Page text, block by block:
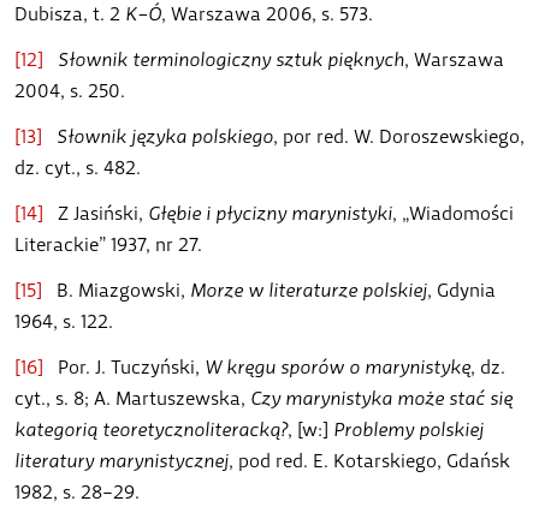
Dubisza, t. 2 K–Ó, Warszawa 2006, s. 573.
[12]
Słownik terminologiczny sztuk pięknych, Warszawa
2004, s. 250.
[13]
Słownik języka polskiego, por red. W. Doroszewskiego,
dz. cyt., s. 482.
[14] Z Jasiński, Głębie i płycizny marynistyki, „Wiadomości
Literackie” 1937, nr 27.
[15] B. Miazgowski, Morze w literaturze polskiej, Gdynia
1964, s. 122.
[16] Por. J. Tuczyński, W kręgu sporów o marynistykę, dz.
cyt., s. 8; A. Martuszewska, Czy marynistyka może stać się
kategorią teoretycznoliteracką?, [w:] Problemy polskiej
literatury marynistycznej, pod red. E. Kotarskiego, Gdańsk
1982, s. 28–29.